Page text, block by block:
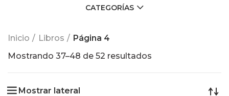
CATEGORÍAS
Inicio Libros
Página 4
Mostrando 37–48 de 52 resultados
Mostrar lateral